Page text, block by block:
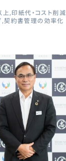
上 印紙代・コスト削減
契約書管理の効率化